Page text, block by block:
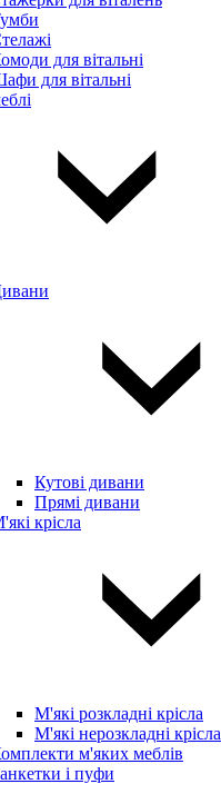
для вітальні
для вітальні
Кутові дивани
Прямі дивани
крісла
М'які розкладні крісла
М'які нерозкладні крісла
м'яких меблів
і пуфи